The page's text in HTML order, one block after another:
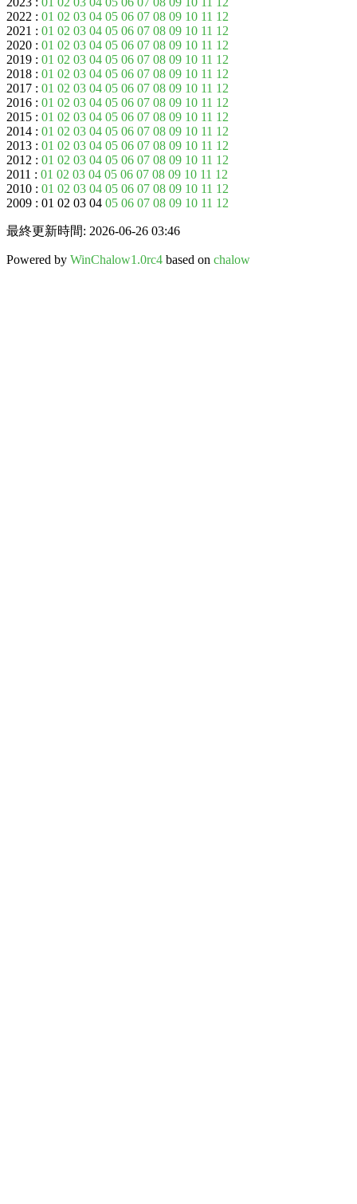
2022 : 01 02 03 04 05 06 07 08 09 10 11 12
2021 : 01 02 03 04 05 06 07 08 09 10 11 12
2020 : 01 02 03 04 05 06 07 08 09 10 11 12
2019 : 01 02 03 04 05 06 07 08 09 10 11 12
2018 : 01 02 03 04 05 06 07 08 09 10 11 12
2017 : 01 02 03 04 05 06 07 08 09 10 11 12
2016 : 01 02 03 04 05 06 07 08 09 10 11 12
2015 : 01 02 03 04 05 06 07 08 09 10 11 12
2014 : 01 02 03 04 05 06 07 08 09 10 11 12
2013 : 01 02 03 04 05 06 07 08 09 10 11 12
2012 : 01 02 03 04 05 06 07 08 09 10 11 12
2011 : 01 02 03 04 05 06 07 08 09 10 11 12
2010 : 01 02 03 04 05 06 07 08 09 10 11 12
2009 : 01 02 03 04 05 06 07 08 09 10 11 12
最終更新時間: 2026-06-26 03:46
Powered by WinChalow1.0rc4 based on chalow